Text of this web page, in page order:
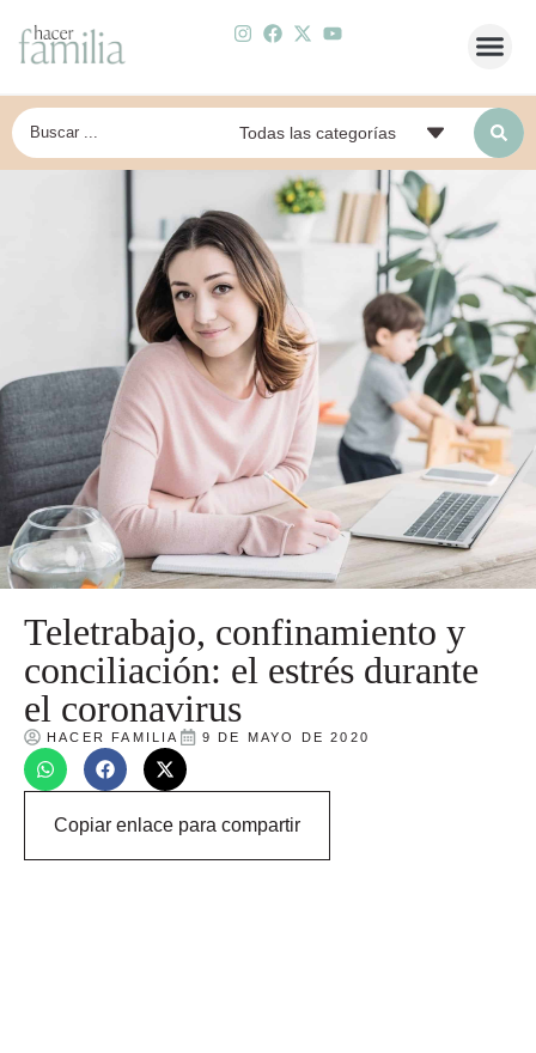
Teletrabajo, confinamiento y
conciliación: el estrés durante
el coronavirus
HACER FAMILIA 9 DE MAYO DE 2020
Copiar enlace para compartir